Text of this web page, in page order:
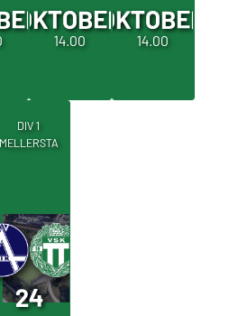
OKTOBER
14.00
OKTOBER
14.00
DIV 1
MELLERSTA
24